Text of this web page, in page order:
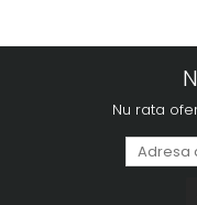
Nu rata